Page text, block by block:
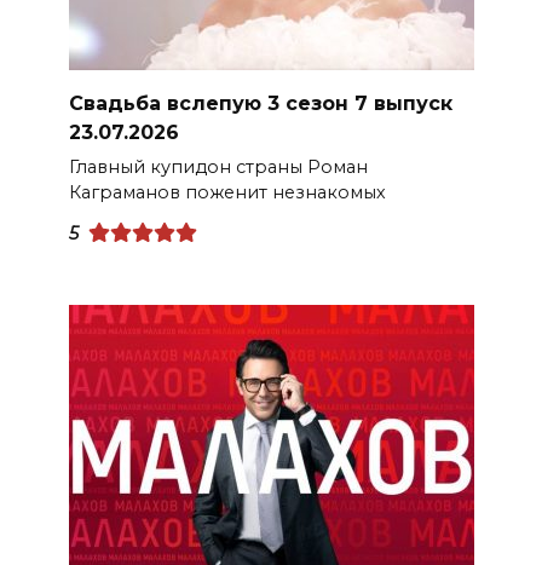
Свадьба вслепую 3 сезон 7 выпуск
23.07.2026
Главный купидон страны Роман
Каграманов поженит незнакомых
5